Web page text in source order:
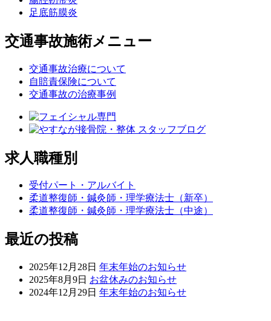
足底筋膜炎
交通事故施術メニュー
交通事故治療について
自賠責保険について
交通事故の治療事例
求人職種別
受付パート・アルバイト
柔道整復師・鍼灸師・理学療法士（新卒）
柔道整復師・鍼灸師・理学療法士（中途）
最近の投稿
2025年12月28日 年末年始のお知らせ
2025年8月9日 お盆休みのお知らせ
2024年12月29日 年末年始のお知らせ